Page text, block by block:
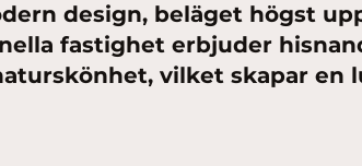
design, beläget högst
fastighet erbjuder
vilket skapar en